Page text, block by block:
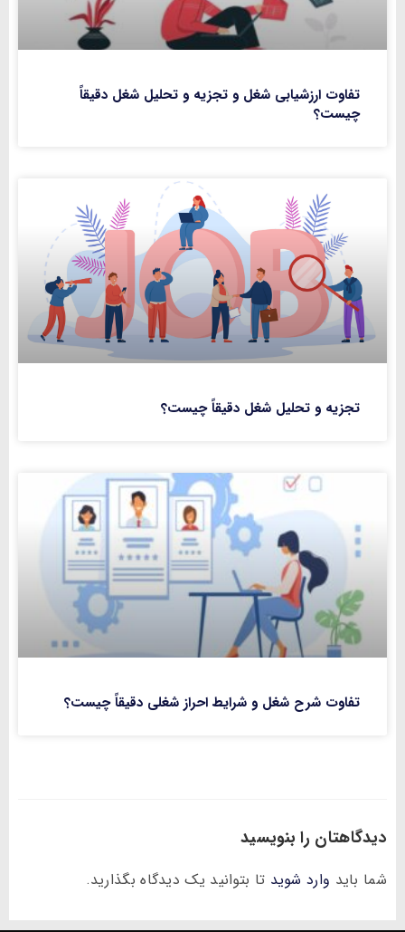
تفاوت ارزشیابی شغل و تجزیه و تحلیل شغل دقیقاً
چیست؟
تجزیه و تحلیل شغل دقیقاً چیست؟
تفاوت شرح شغل و شرایط احراز شغلی دقیقاً چیست؟
دیدگاهتان را بنویسید
شما باید وارد شوید تا بتوانید یک دیدگاه بگذارید.